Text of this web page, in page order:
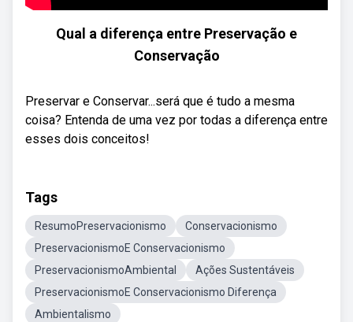
Qual a diferença entre Preservação e
Conservação
Preservar e Conservar...será que é tudo a mesma
coisa? Entenda de uma vez por todas a diferença entre
esses dois conceitos!
Tags
ResumoPreservacionismo
Conservacionismo
PreservacionismoE Conservacionismo
PreservacionismoAmbiental
Ações Sustentáveis
PreservacionismoE Conservacionismo Diferença
Ambientalismo